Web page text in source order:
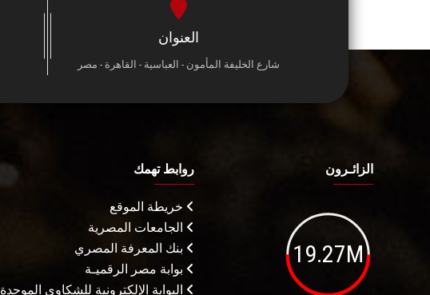
العنوان
شارع الخليفة المأمون - العباسية - القاهرة - مصر
الزائـرون
19.27M
روابط تهمك
خريطة الموقع
الجامعات المصرية
بنك المعرفة المصري
بوابة مصر الرقميـة
البوابة الإلكترونية للشكاوى الموحدة